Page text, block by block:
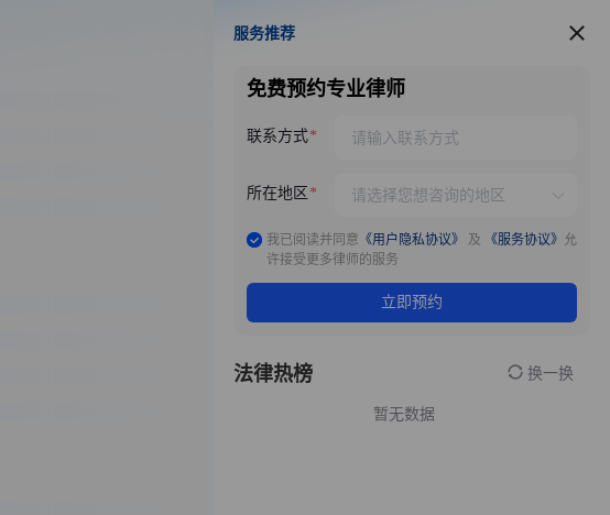
服务推荐
服务推荐
免费预约专业律师
联系方式
所在地区
我已阅读并同意 《用户隐私协议》 及 《服务协议》 允
许接受更多律师的服务
立即预约
法律热榜 换一换
暂无数据